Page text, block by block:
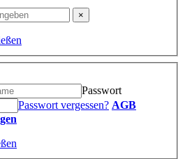
Passwort
Passwort vergessen? AGB